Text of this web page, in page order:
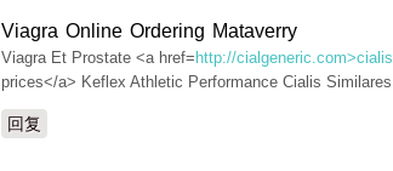
Viagra Online Ordering Mataverry
Viagra Et Prostate <a href= http://cialgeneric.com>cialis
prices</a> Keflex Athletic Performance Cialis Similares
回复